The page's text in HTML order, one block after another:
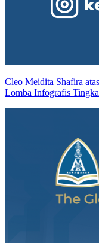
Cleo Meidita Shafira
Lomba Infografis